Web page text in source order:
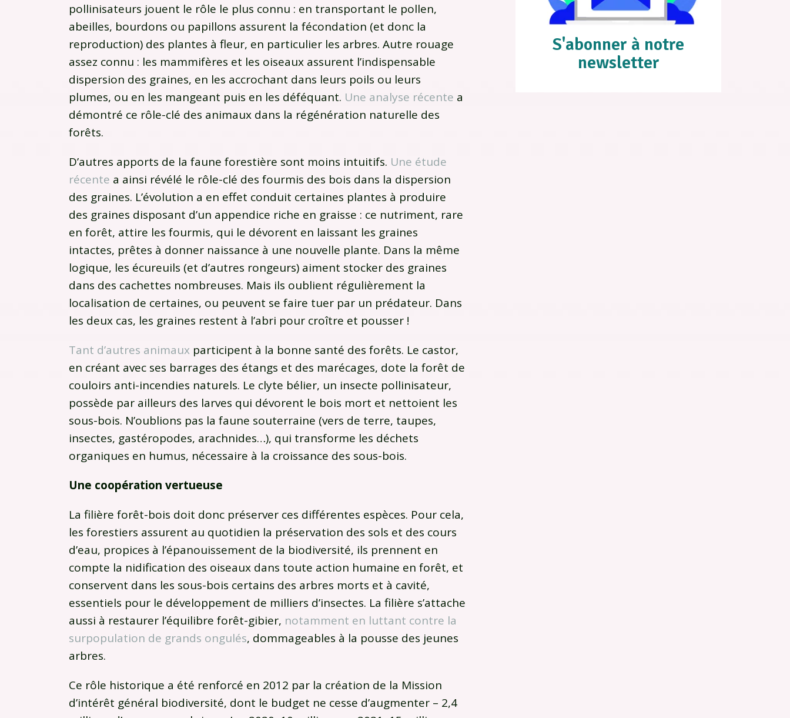
pollinisateurs jouent le rôle le plus connu : en transportant le pollen,
abeilles, bourdons ou papillons assurent la fécondation (et donc la
reproduction) des plantes à fleur, en particulier les arbres. Autre rouage
assez connu : les mammifères et les oiseaux assurent l’indispensable
dispersion des graines, en les accrochant dans leurs poils ou leurs
plumes, ou en les mangeant puis en les déféquant. Une analyse récente a
démontré ce rôle-clé des animaux dans la régénération naturelle des
forêts.
D’autres apports de la faune forestière sont moins intuitifs. Une étude
récente a ainsi révélé le rôle-clé des fourmis des bois dans la dispersion
des graines. L’évolution a en effet conduit certaines plantes à produire
des graines disposant d’un appendice riche en graisse : ce nutriment, rare
en forêt, attire les fourmis, qui le dévorent en laissant les graines
intactes, prêtes à donner naissance à une nouvelle plante. Dans la même
logique, les écureuils (et d’autres rongeurs) aiment stocker des graines
dans des cachettes nombreuses. Mais ils oublient régulièrement la
localisation de certaines, ou peuvent se faire tuer par un prédateur. Dans
les deux cas, les graines restent à l’abri pour croître et pousser !
Tant d’autres animaux participent à la bonne santé des forêts. Le castor,
en créant avec ses barrages des étangs et des marécages, dote la forêt de
couloirs anti-incendies naturels. Le clyte bélier, un insecte pollinisateur,
possède par ailleurs des larves qui dévorent le bois mort et nettoient les
sous-bois. N’oublions pas la faune souterraine (vers de terre, taupes,
insectes, gastéropodes, arachnides…), qui transforme les déchets
organiques en humus, nécessaire à la croissance des sous-bois.
Une coopération vertueuse
La filière forêt-bois doit donc préserver ces différentes espèces. Pour cela,
les forestiers assurent au quotidien la préservation des sols et des cours
d’eau, propices à l’épanouissement de la biodiversité, ils prennent en
compte la nidification des oiseaux dans toute action humaine en forêt, et
conservent dans les sous-bois certains des arbres morts et à cavité,
essentiels pour le développement de milliers d’insectes. La filière s’attache
aussi à restaurer l’équilibre forêt-gibier, notamment en luttant contre la
surpopulation de grands ongulés, dommageables à la pousse des jeunes
arbres.
Ce rôle historique a été renforcé en 2012 par la création de la Mission
d’intérêt général biodiversité, dont le budget ne cesse d’augmenter – 2,4
S'abonner à notre
newsletter